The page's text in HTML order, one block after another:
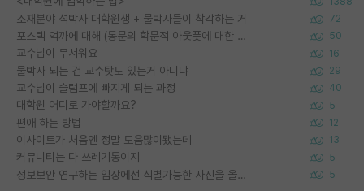
소재분야 석박사 대학원생 + 물박사들이 착각하는 거 72
포스텍 억까에 대해 (동문의 학문적 아웃풋에 대한 반박) 50
교수님이 무서워요 16
물박사 되는 건 교수탓도 있는거 아니냐 29
교수님이 슬럼프에 빠지게 되는 과정 40
대학원 어디로 가야할까요? 5
편애 하는 방법 12
이사이트가 처음엔 정말 도움많이됐는데 13
커뮤니티는 다 쓰레기통이지 5
정보보안 연구하는 입장에선 식별가능한 사진을 올리는건 비추이긴함 5